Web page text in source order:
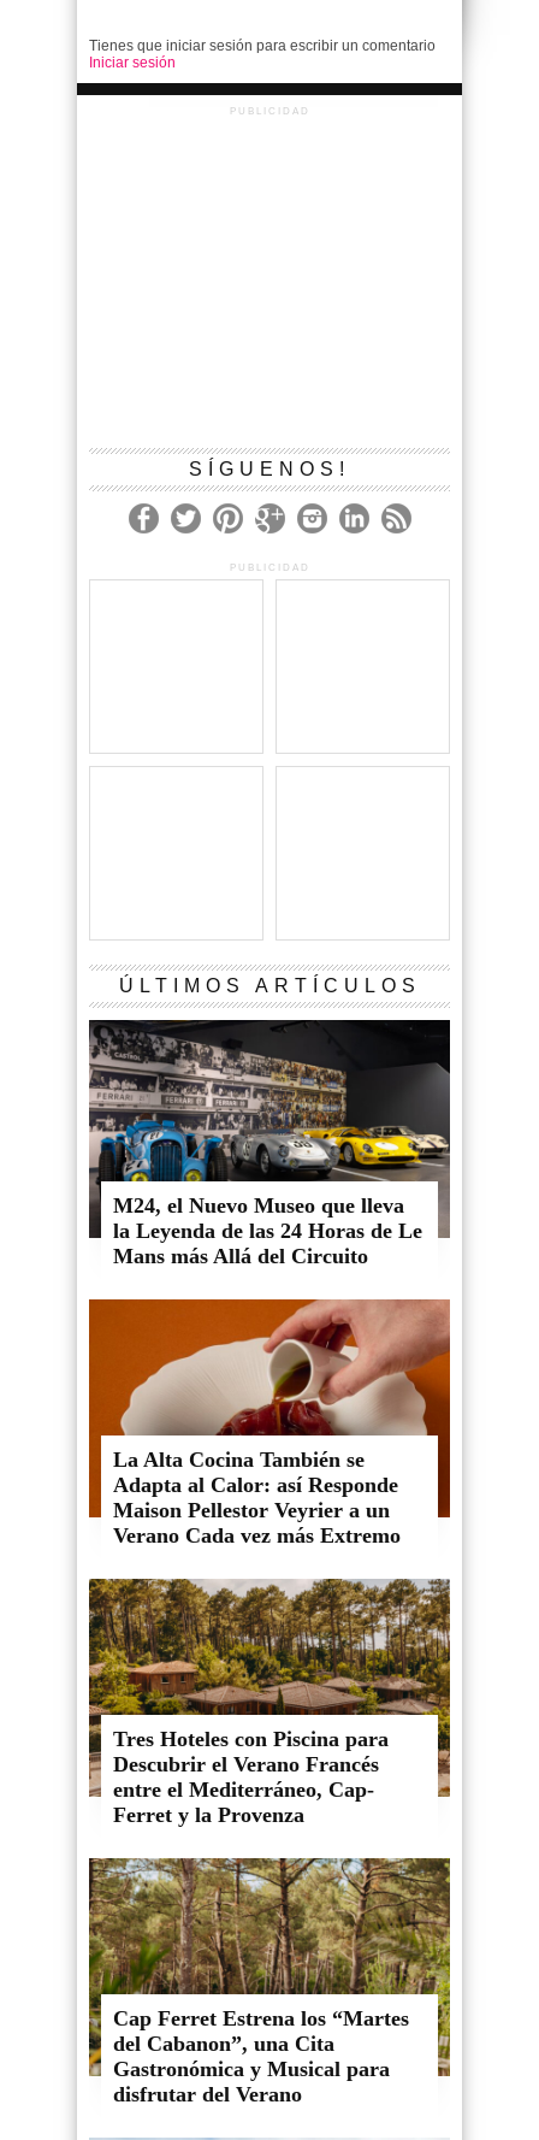
Tienes que iniciar sesión para escribir un comentario
Iniciar sesión
PUBLICIDAD
SÍGUENOS!
PUBLICIDAD
ÚLTIMOS ARTÍCULOS
M24, el Nuevo Museo que lleva
la Leyenda de las 24 Horas de Le
Mans más Allá del Circuito
La Alta Cocina También se
Adapta al Calor: así Responde
Maison Pellestor Veyrier a un
Verano Cada vez más Extremo
Tres Hoteles con Piscina para
Descubrir el Verano Francés
entre el Mediterráneo, Cap-
Ferret y la Provenza
Cap Ferret Estrena los “Martes
del Cabanon”, una Cita
Gastronómica y Musical para
disfrutar del Verano